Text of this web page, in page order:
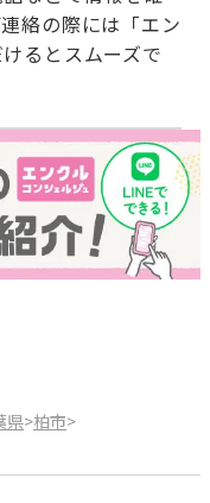
絡の際には「エン
るとスムーズで
県>柏市>